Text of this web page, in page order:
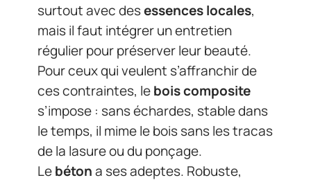
surtout avec desessences locales,
mais il faut intégrer un entretien
régulier pour préserver leur beauté.
Pour ceux qui veulent s’affranchir de
ces contraintes, lebois composite
s’impose : sans échardes, stable dans
le temps, il mime le bois sans les tracas
de la lasure ou du ponçage.
Lebétona ses adeptes. Robuste,